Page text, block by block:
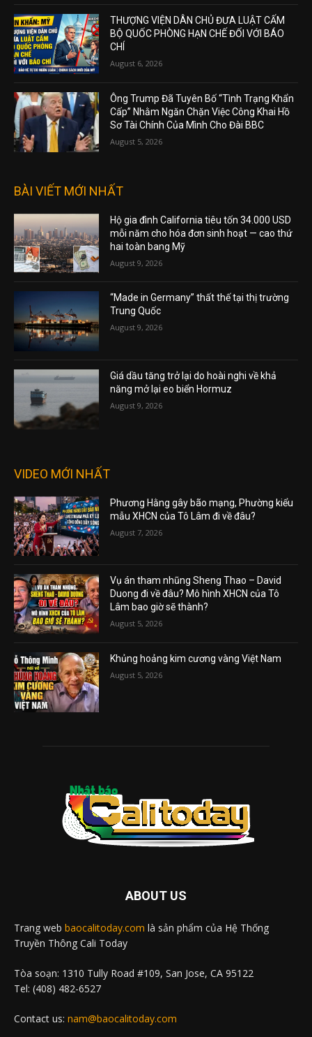
THƯỢNG VIỆN DÂN CHỦ ĐƯA LUẬT CẤM
BỘ QUỐC PHÒNG HẠN CHẾ ĐỐI VỚI BÁO
CHÍ
August 6, 2026
Ông Trump Đã Tuyên Bố “Tình Trạng Khẩn
Cấp” Nhằm Ngăn Chặn Việc Công Khai Hồ
Sơ Tài Chính Của Mình Cho Đài BBC
August 5, 2026
BÀI VIẾT MỚI NHẤT
Hộ gia đình California tiêu tốn 34.000 USD
mỗi năm cho hóa đơn sinh hoạt — cao thứ
hai toàn bang Mỹ
August 9, 2026
“Made in Germany” thất thế tại thị trường
Trung Quốc
August 9, 2026
Giá dầu tăng trở lại do hoài nghi về khả
năng mở lại eo biển Hormuz
August 9, 2026
VIDEO MỚI NHẤT
Phương Hằng gây bão mạng, Phường kiểu
mẫu XHCN của Tô Lâm đi về đâu?
August 7, 2026
Vụ án tham nhũng Sheng Thao – David
Duong đi về đâu? Mô hình XHCN của Tô
Lâm bao giờ sẽ thành?
August 5, 2026
Khủng hoảng kim cương vàng Việt Nam
August 5, 2026
ABOUT US
Trang web baocalitoday.com là sản phẩm của Hệ Thống
Truyền Thông Cali Today
Tòa soạn: 1310 Tully Road #109, San Jose, CA 95122
Tel: (408) 482-6527
Contact us: nam@baocalitoday.com